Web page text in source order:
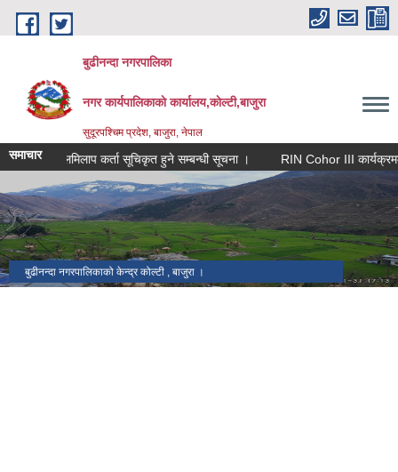
Skip to main content
बुढीनन्दा नगरपालिका
नगर कार्यपालिकाकाे कार्यालय,काेल्टी,बाजुरा
सुदूरपश्चिम प्रदेश, बाजुरा, नेपाल
समाचारमेलमिलाप कर्ता सूचिकृत हुने सम्बन्धी सूचना । RIN Cohor III कार्यक्रममा
बुढीनन्दा नगरपालिकाको केन्द्र कोल्टी , बाजुरा ।
बाजुरा विमानस्थल कोल्टी ।